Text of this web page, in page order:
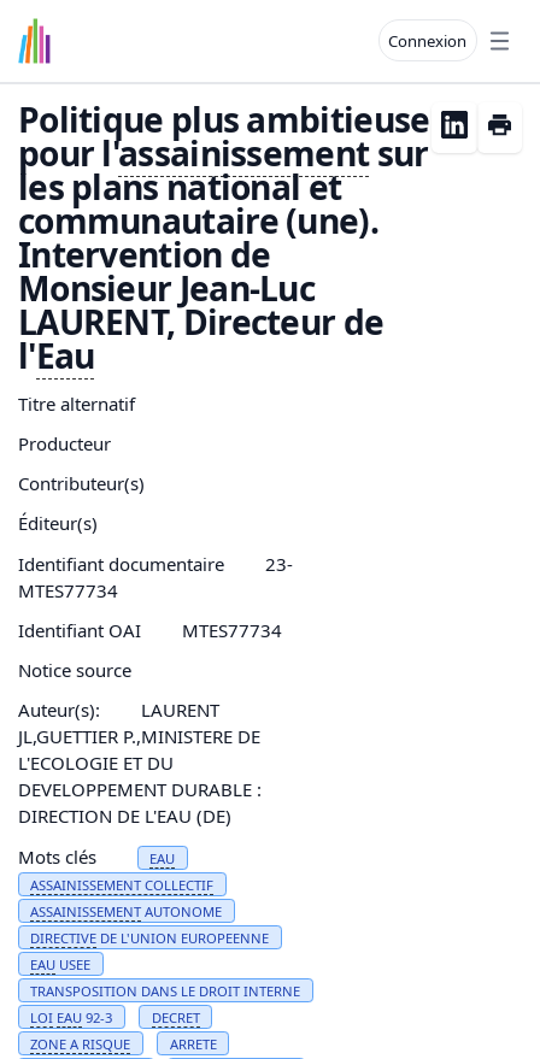
Connexion
Politique plus ambitieuse
pour l'assainissementsur
les plans national et
communautaire (une).
Intervention de
Monsieur Jean-Luc
LAURENT, Directeur de
l'Eau
Titre alternatif
Producteur
Contributeur(s)
Éditeur(s)
Identifiant documentaire
23-
MTES77734
Identifiant OAI
MTES77734
Notice source
Auteur(s):
LAURENT
JL,GUETTIER P.,MINISTERE DE
L'ECOLOGIE ET DU
DEVELOPPEMENT DURABLE :
DIRECTION DE L'EAU (DE)
Mots clés
EAU
ASSAINISSEMENT COLLECTIF
ASSAINISSEMENT AUTONOME
DIRECTIVE DE L'UNION EUROPEENNE
EAU USEE
TRANSPOSITION DANS LE DROIT INTERNE
LOI EAU 92-3
DECRET
ZONE A RISQUE
ARRETE